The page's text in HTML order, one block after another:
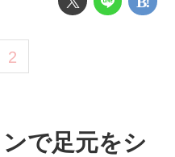
2
で足元をシ